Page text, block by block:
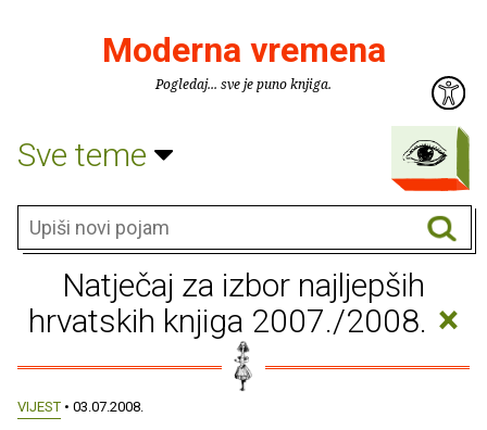
Moderna vremena
Pogledaj... sve je puno knjiga.
Sve teme
Natječaj za izbor najljepših
hrvatskih knjiga 2007./2008. ×
VIJEST • 03.07.2008.